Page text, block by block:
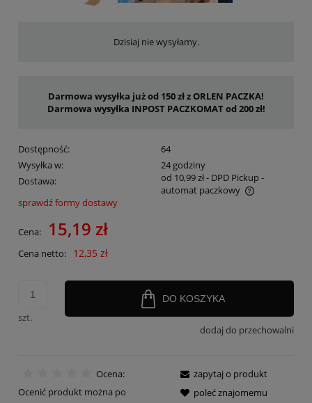
Dzisiaj nie wysyłamy.
Darmowa wysyłka już od 150 zł z ORLEN PACZKA!
Darmowa wysyłka INPOST PACZKOMAT od 200 zł!
Dostępność:
64
Wysyłka w:
24 godziny
Dostawa:
od 10,99 zł- DPD Pickup -
automat paczkowy
Cena nie zawiera ewentualnych kosztów płatności
sprawdź formy dostawy
Cena: 15,19 zł
Cena netto: 12,35 zł
szt.
DO KOSZYKA
dodaj do przechowalni
Ocena:
Ocenić produkt można po
zapytaj o produkt
poleć znajomemu